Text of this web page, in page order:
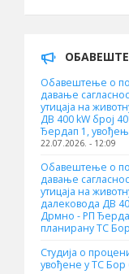
Обавештење о
давање
утицаја на
ДВ 400 kW број
Ђердап 1,
22.07.2026. - 12:09
Обавештење о
давање
утицаја на
далековода ДВ
Дрмно - РП
планирану ТС
Студија о
увођене у ТС Бор